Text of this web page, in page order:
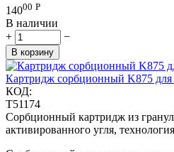
14000 Р
В наличии
+
−
В корзину
Картридж сорбционный K875 для
КОД:
T51174
Сорбционный картридж из
активированного угля,